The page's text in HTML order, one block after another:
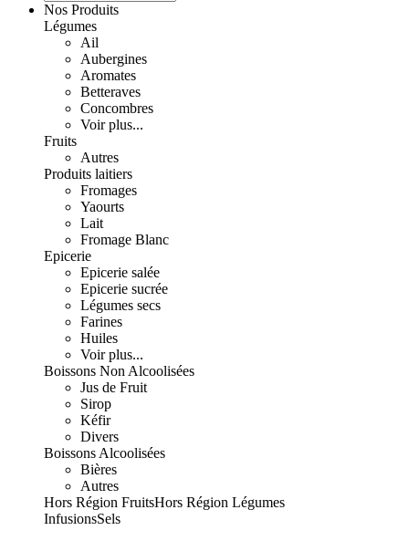
Nos Produits
Légumes
Ail
Aubergines
Aromates
Betteraves
Concombres
Voir plus...
Fruits
Autres
Produits laitiers
Fromages
Yaourts
Lait
Fromage Blanc
Epicerie
Epicerie salée
Epicerie sucrée
Légumes secs
Farines
Huiles
Voir plus...
Boissons Non Alcoolisées
Jus de Fruit
Sirop
Kéfir
Divers
Boissons Alcoolisées
Bières
Autres
Hors Région FruitsHors Région Légumes
InfusionsSels